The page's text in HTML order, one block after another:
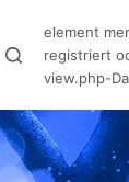
element
registriert
view.php-